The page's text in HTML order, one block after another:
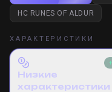
HC RUNES OF ALDUR
ХАРАКТЕРИСТИКИ
Низкие
характеристики